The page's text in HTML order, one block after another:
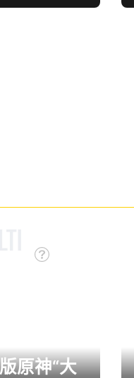
原神“大